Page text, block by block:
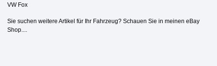
VW Fox
Sie suchen weitere Artikel für Ihr Fahrzeug? Schauen Sie in meinen eBay
Shop....